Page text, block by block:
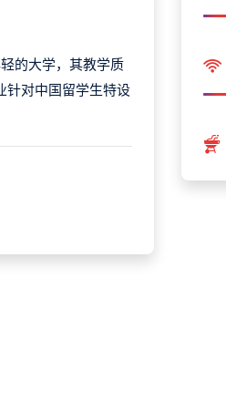
轻的大学，其教学质
针对中国留学生特设